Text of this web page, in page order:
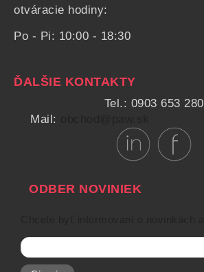
otváracie hodiny:
Po - Pi: 10:00 - 18:30
ĎALŠIE KONTAKTY
Tel.: 0903 653 280
Mail:
ODBER NOVINIEK